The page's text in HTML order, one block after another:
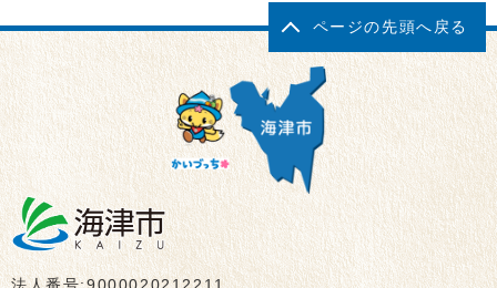
ページの先頭へ戻る